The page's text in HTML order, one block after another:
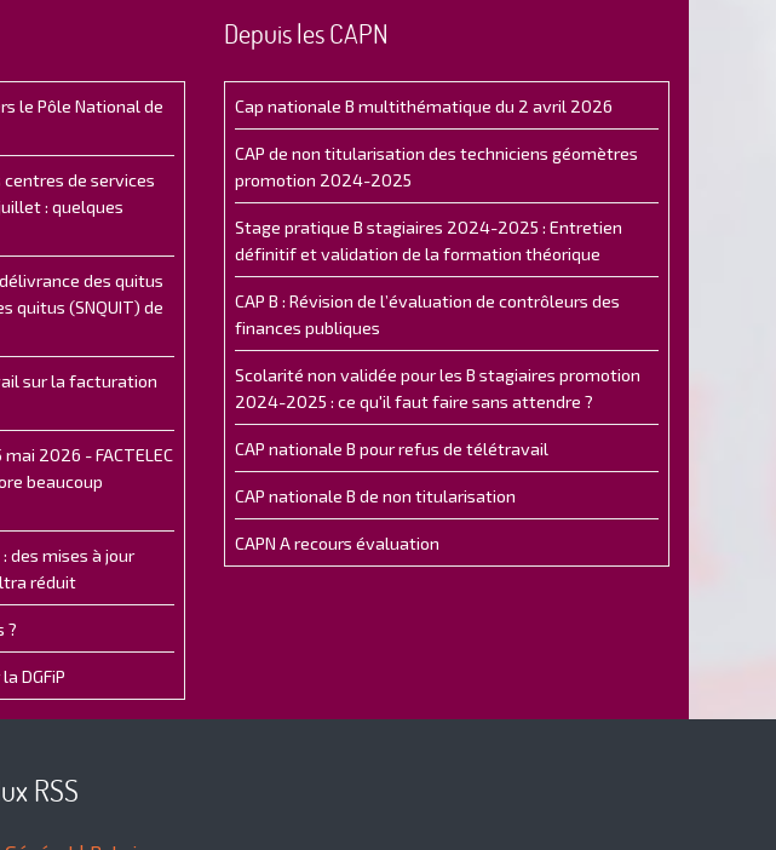
le Pôle National de
de services
: quelques
des quitus
quitus (SNQUIT) de
sur la facturation
2026 - FACTELEC
beaucoup
des mises à jour
réduit
?
DGFiP
Depuis les CAPN
Cap nationale B multithématique du 2 avril 2026
CAP de non titularisation des techniciens géomètres
promotion 2024-2025
Stage pratique B stagiaires 2024-2025 : Entretien
définitif et validation de la formation théorique
CAP B : Révision de l’évaluation de contrôleurs des
finances publiques
Scolarité non validée pour les B stagiaires promotion
2024-2025 : ce qu'il faut faire sans attendre ?
CAP nationale B pour refus de télétravail
CAP nationale B de non titularisation
CAPN A recours évaluation
RSS